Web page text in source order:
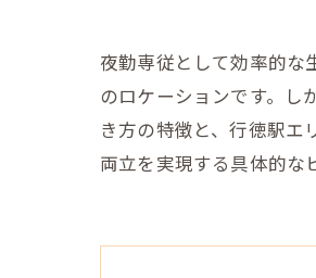
夜勤専従として効率的な
のロケーションです。し
き方の特徴と、行徳駅エ
両立を実現する具体的な